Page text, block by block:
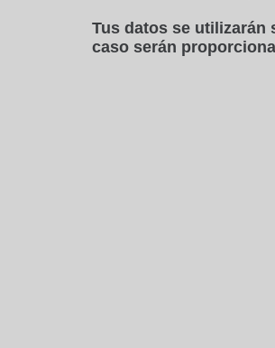
Tus datos se utilizarán
caso serán